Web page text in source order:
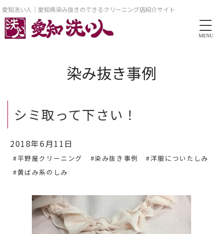
愛知洗い人｜愛知県染み抜きのできるクリーニング店紹介サイト
MENU
染み抜き事例
シミ取って下さい！
2018年6月11日
#平野屋クリーニング #染み抜き事例
#洋服についたしみ
#黄ばみ系のしみ